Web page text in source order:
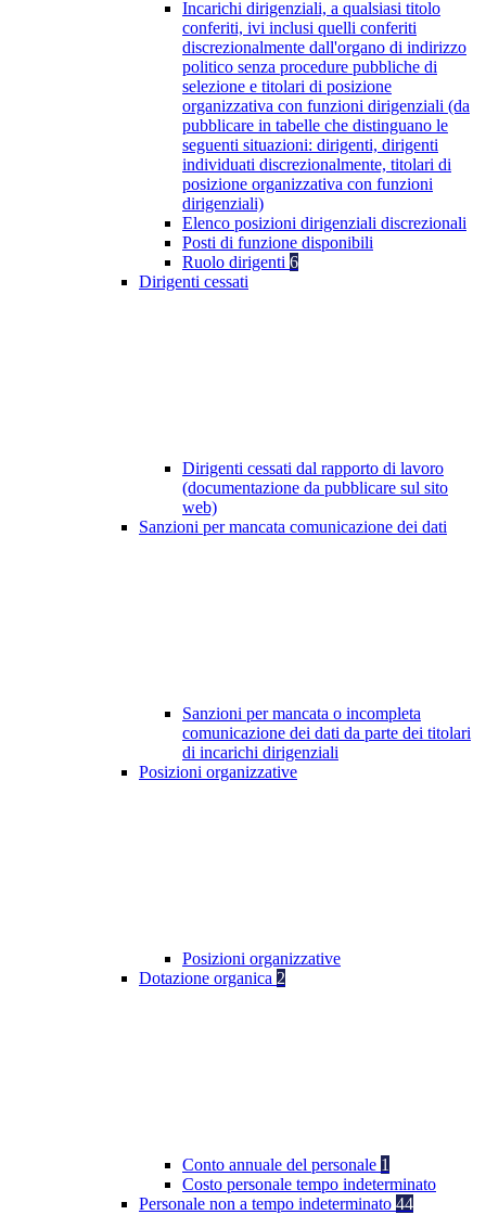
Incarichi dirigenziali, a qualsiasi titolo
conferiti, ivi inclusi quelli conferiti
discrezionalmente dall'organo di indirizzo
politico senza procedure pubbliche di
selezione e titolari di posizione
organizzativa con funzioni dirigenziali (da
pubblicare in tabelle che distinguano le
seguenti situazioni: dirigenti, dirigenti
individuati discrezionalmente, titolari di
posizione organizzativa con funzioni
dirigenziali)
Elenco posizioni dirigenziali discrezionali
Posti di funzione disponibili
Ruolo dirigenti 6
Dirigenti cessati
Dirigenti cessati dal rapporto di lavoro
(documentazione da pubblicare sul sito
web)
Sanzioni per mancata comunicazione dei dati
Sanzioni per mancata o incompleta
comunicazione dei dati da parte dei titolari
di incarichi dirigenziali
Posizioni organizzative
Posizioni organizzative
Dotazione organica 2
Conto annuale del personale 1
Costo personale tempo indeterminato
Personale non a tempo indeterminato 44